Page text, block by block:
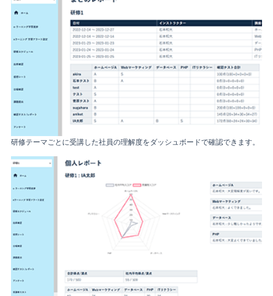
研修テーマごとに受講した社員の理解度をダッシュボードで確認できます。